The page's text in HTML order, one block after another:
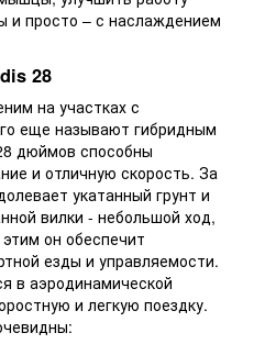
и просто – с наслаждением
28
на участках с
еще называют гибридным
дюймов способны
и отличную скорость. За
укатанный грунт и
вилки - небольшой ход,
он обеспечит
езды и управляемости.
в аэродинамической
и легкую поездку.